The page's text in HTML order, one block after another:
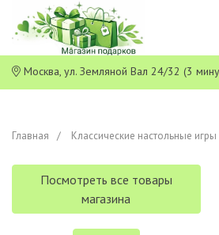
Москва, ул. Земляной Вал 24/32 (3
Главная Классические настольные игры
Посмотреть все товары
магазина